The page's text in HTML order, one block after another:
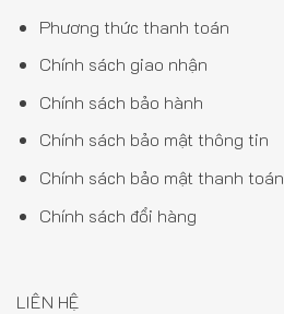
Phương thức thanh toán
Chính sách giao nhận
Chính sách bảo hành
Chính sách bảo mật thông tin
Chính sách bảo mật thanh toán
Chính sách đổi hàng
LIÊN HỆ